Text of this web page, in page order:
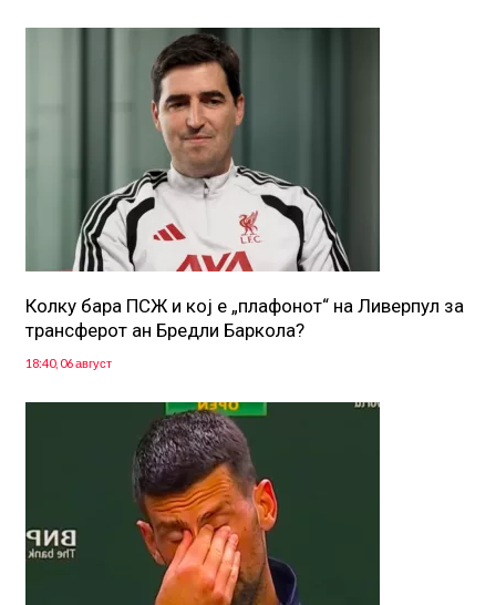
Колку бара ПСЖ и кој е „плафонот“ на Ливерпул за
трансферот ан Бредли Баркола?
18:40, 06 август